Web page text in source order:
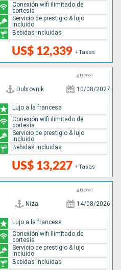
US$ 12,339 +Tasas
Conexión wifi ilimitado de
cortesía
Servicio de prestigio & lujo
incluido
Bebidas incluidas
Dubrovnik 10/08/2027
US$ 13,227 +Tasas
Lujo a la francesa
Conexión wifi ilimitado de
cortesía
Servicio de prestigio & lujo
incluido
Bebidas incluidas
Niza 14/08/2026
Lujo a la francesa
Conexión wifi ilimitado de
cortesía
Servicio de prestigio & lujo
incluido
Bebidas incluidas